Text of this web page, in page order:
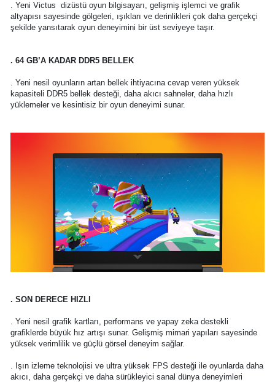
. Yeni Victus dizüstü oyun bilgisayarı, gelişmiş işlemci ve grafik
altyapısı sayesinde gölgeleri, ışıkları ve derinlikleri çok daha gerçekçi
şekilde yansıtarak oyun deneyimini bir üst seviyeye taşır.
. 64 GB’A KADAR DDR5 BELLEK
. Yeni nesil oyunların artan bellek ihtiyacına cevap veren yüksek
kapasiteli DDR5 bellek desteği, daha akıcı sahneler, daha hızlı
yüklemeler ve kesintisiz bir oyun deneyimi sunar.
. SON DERECE HIZLI
. Yeni nesil grafik kartları, performans ve yapay zeka destekli
grafiklerde büyük hız artışı sunar. Gelişmiş mimari yapıları sayesinde
yüksek verimlilik ve güçlü görsel deneyim sağlar.
. Işın izleme teknolojisi ve ultra yüksek FPS desteği ile oyunlarda daha
akıcı, daha gerçekçi ve daha sürükleyici sanal dünya deneyimleri